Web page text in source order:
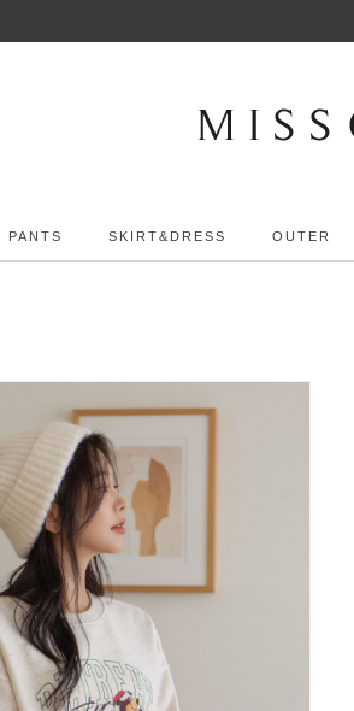
PANTS SKIRT&DRESS OUTER